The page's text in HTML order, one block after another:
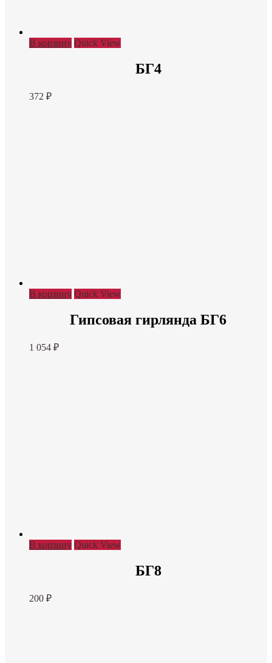
В корзину Quick View
БГ4
372 ₽
В корзину Quick View
Гипсовая гирлянда БГ6
1 054 ₽
В корзину Quick View
БГ8
200 ₽